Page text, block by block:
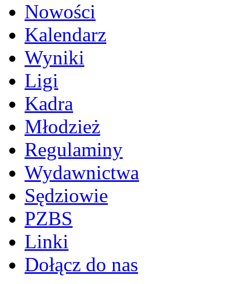
Nowości
Kalendarz
Wyniki
Ligi
Kadra
Młodzież
Regulaminy
Wydawnictwa
Sędziowie
PZBS
Linki
Dołącz do nas